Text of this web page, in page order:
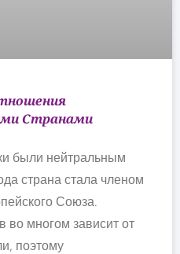
Странами
были нейтральным
страна стала членом
Союза.
во многом зависит от
поэтому